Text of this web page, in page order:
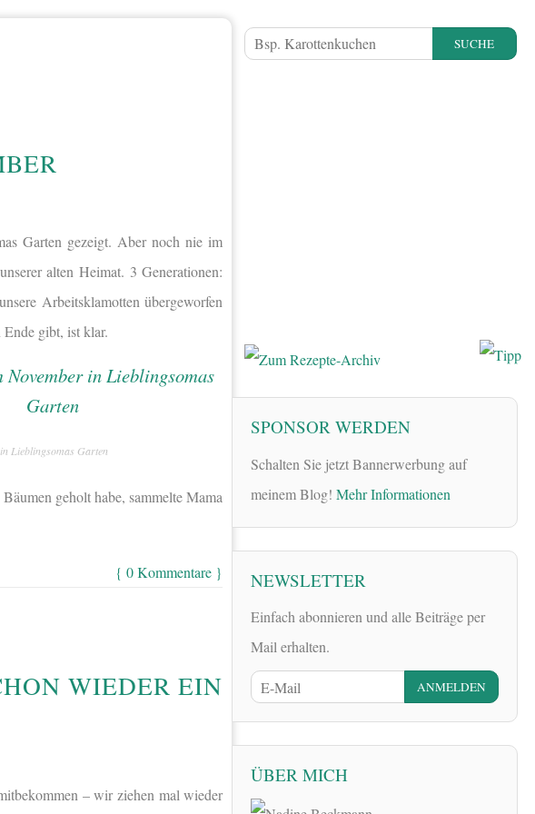
Garten gezeigt. Aber noch nie im
alten Heimat. 3 Generationen:
Arbeitsklamotten übergeworfen
gibt, ist klar.
Lieblingsomas Garten
geholt habe, sammelte Mama
{ 0 Kommentare }
WIEDER EIN
– wir ziehen mal wieder
SUCHE
SPONSOR WERDEN
Schalten Sie jetzt Bannerwerbung auf
meinem Blog! Mehr Informationen
NEWSLETTER
Einfach abonnieren und alle Beiträge per
Mail erhalten.
ÜBER MICH